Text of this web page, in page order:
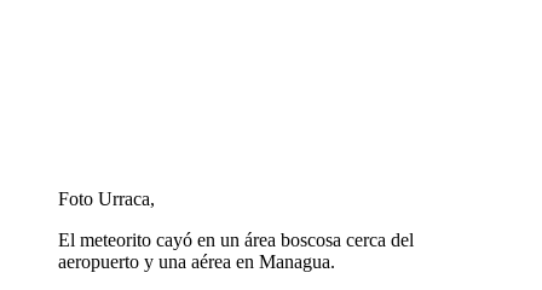
Foto Urraca,
El meteorito cayó en un área boscosa cerca del
aeropuerto y una aérea en Managua.